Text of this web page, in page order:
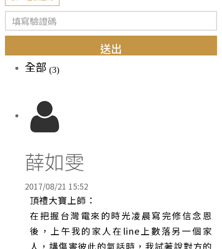
送出
全部 (3)
薛如雯
2017/08/21 15:52
頂禮大寶上師：
在把握台灣電來的時光凌晨寫完修信念恩
後，上午我的家人在line上數落另一個家
人，講傷害彼此的氣話時，我試著說對方的